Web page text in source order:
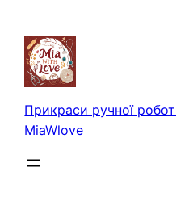
вмісту
Прикраси ручної
MiaWlove